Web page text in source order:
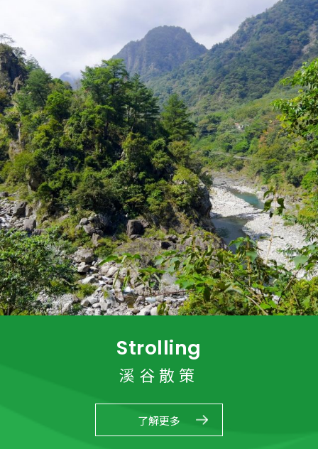
Strolling
溪谷散策
了解更多